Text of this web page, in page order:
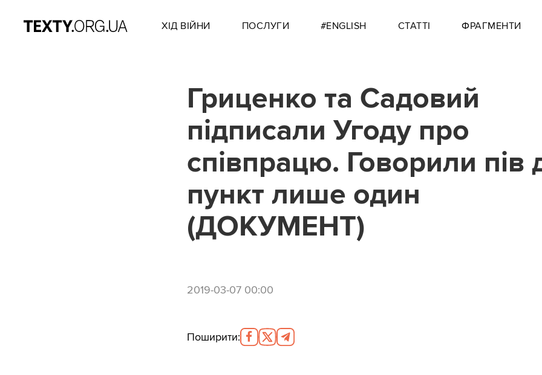
ХІД ВІЙНИ ПОСЛУГИ #ENGLISH СТАТТІ ФРАГМЕНТИ
Гриценко та Садовий
підписали Угоду про
співпрацю. Говорили пів
пункт лише один
(ДОКУМЕНТ)
2019-03-07 00:00
Поширити: